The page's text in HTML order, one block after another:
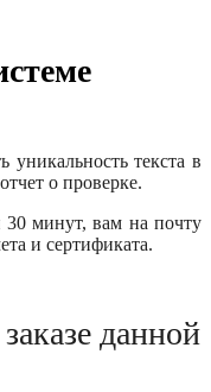
текста в
о проверке.
минут, вам на почту
и сертификата.
данной